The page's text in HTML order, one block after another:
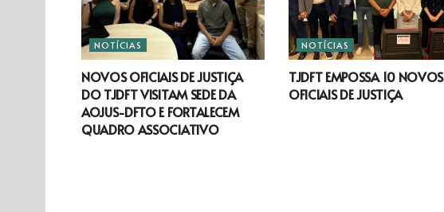
NOTÍCIAS
NOVOS OFICIAIS DE JUSTIÇA
DO TJDFT VISITAM SEDE DA
AOJUS-DFTO E FORTALECEM
QUADRO ASSOCIATIVO
NOTÍCIAS
TJDFT EMPOSSA 10 NOVOS
OFICIAIS DE JUSTIÇA